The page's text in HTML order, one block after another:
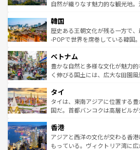
ク、伝統的なフラダンスなど、
ワイを、存分に味わってほしい。 なお、新着のハワイ情報
はコンテンツ一覧を参照してほ
ど、見どころがたくさん。また
いる。アクティビティも充実して
ビング、ハイキングなど、アウ
い。オーストラリアの多彩な魅
参照してほしい。
自然が織りなす魅力的な観光地
ン）、静ひつな山岳地帯である台
と山間の静けさが共存しており
驚きをもたらしてくれる。また
容にもいいと評判のスイーツなど
が味わえる。 なお、新着の台
照してほしい。
韓国
歴史ある王朝文化が残る一方で
-POPで世界を席巻している韓国
き、地方に足を延ばせば四季折々
できる。そして、キムチや焼肉
まで、さまざまな韓国料理が待
リティに包まれながら、韓国の多
わってみてほしい。 な
覧を参照してほしい。
ベトナム
豊かな自然と多様な文化が魅力
く伸びる国土には、広大な田園
急速な発展と共に伝統が息づく。
ーチミン市のフランス統治時代
醸し出している。また、バラエ
とつ。フォーやバインミー、ベト
ひ現地で味わいたい。どの地域
が旅行者を迎えてくれるので、
タイ
タイは、東南アジアに位置する
国だ。首都バンコクは高層ビル
の活気が交差している。北部では
帯で自然と触れ合い、南部では
いビーチでリゾート気分を楽し
香港
アジアと西洋の文化が交わる香
もっている。ヴィクトリア湾に